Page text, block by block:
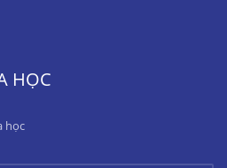
HỌC
học